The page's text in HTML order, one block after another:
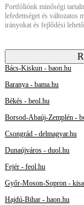
Portfóliónk minőségi
lefedettséget és változatos
irányokat és fejlődési
Bács-Kiskun - baon.hu
Baranya - bama.hu
Békés - beol.hu
Borsod-Abaúj-Zemplén -
Csongrád - delmagyar.hu
Dunaújváros - duol.hu
Fejér - feol.hu
Győr-Moson-Sopron -
Hajdú-Bihar - haon.hu